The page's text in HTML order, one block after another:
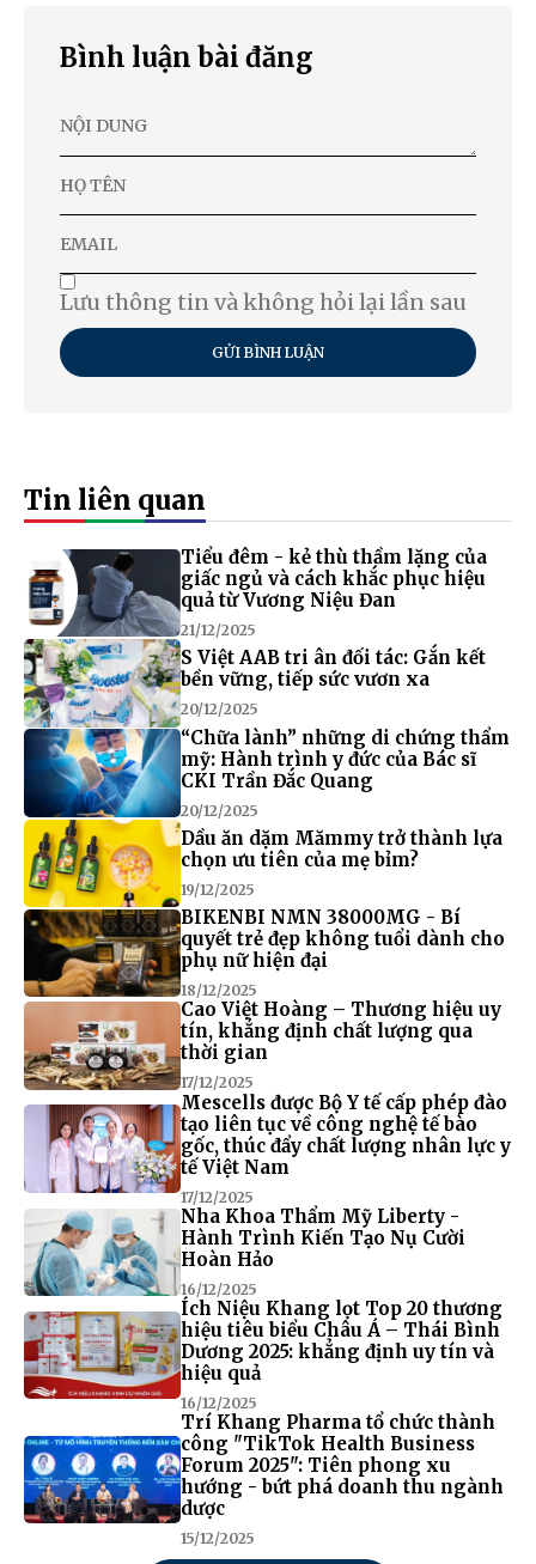
Bình luận bài đăng
Lưu thông tin và không hỏi lại lần sau
GỬI BÌNH LUẬN
Tin liên quan
Tiểu đêm - kẻ thù thầm lặng của
giấc ngủ và cách khắc phục hiệu
quả từ Vương Niệu Đan
21/12/2025
S Việt AAB tri ân đối tác: Gắn kết
bền vững, tiếp sức vươn xa
20/12/2025
“Chữa lành” những di chứng thẩm
mỹ: Hành trình y đức của Bác sĩ
CKI Trần Đắc Quang
20/12/2025
Dầu ăn dặm Mămmy trở thành lựa
chọn ưu tiên của mẹ bỉm?
19/12/2025
BIKENBI NMN 38000MG - Bí
quyết trẻ đẹp không tuổi dành cho
phụ nữ hiện đại
18/12/2025
Cao Việt Hoàng – Thương hiệu uy
tín, khẳng định chất lượng qua
thời gian
17/12/2025
Mescells được Bộ Y tế cấp phép đào
tạo liên tục về công nghệ tế bào
gốc, thúc đẩy chất lượng nhân lực y
tế Việt Nam
17/12/2025
Nha Khoa Thẩm Mỹ Liberty -
Hành Trình Kiến Tạo Nụ Cười
Hoàn Hảo
16/12/2025
Ích Niệu Khang lọt Top 20 thương
hiệu tiêu biểu Châu Á – Thái Bình
Dương 2025: khẳng định uy tín và
hiệu quả
16/12/2025
Trí Khang Pharma tổ chức thành
công "TikTok Health Business
Forum 2025": Tiên phong xu
hướng - bứt phá doanh thu ngành
dược
15/12/2025